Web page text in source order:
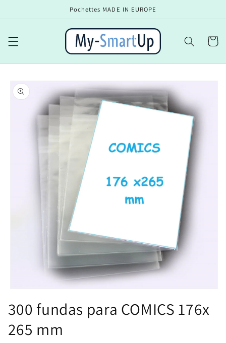
Pochettes MADE IN EUROPE
Carrito
directamente
a la
información
del producto
multimedia
1
en
una
ventana
300 fundas para COMICS 176x
265 mm